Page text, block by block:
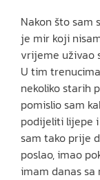
Nakon što sam
je mir koji
vrijeme uživao
U tim
nekoliko starih
pomislio sam
podijeliti lijepe
sam tako prije
poslao, imao
imam danas sa